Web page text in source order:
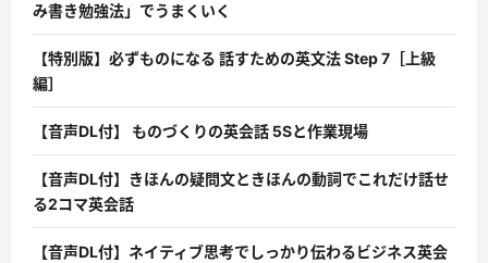
み書き勉強法」でうまくいく
【特別版】必ずものになる 話すための英文法 Step 7［上級
編］
【音声DL付】 ものづくりの英会話 5Sと作業現場
【音声DL付】きほんの疑問文ときほんの動詞でこれだけ話せ
る2コマ英会話
【音声DL付】ネイティブ思考でしっかり伝わるビジネス英会